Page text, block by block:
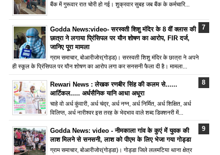
बैंक में गुरूवार रात चोरी हो गई। शुक्रवार सुबह जब बैंक के कर्मचारि...
Godda News:video- सरस्वती शिशु मंदिर के 8 वीं क्लास की
छात्रा ने लगाया प्रिंसिपल पर यौन शोषण का आरोप, FIR दर्ज,
जानिए पूरा मामला
ग्राम समाचार, बोआरीजोर(गोड्ड)। सरस्वती शिशु मंदिर के छात्रा ने अपने
ही स्कूल के प्रिंसिपल पर यौन शोषण का आरोप लगा कर सनसनी फैला दी है। मामला...
Rewari News : लेखक रणबीर सिंह की कलम से......
आर्टिकल..... अर्धसैनिक यानि आधा अधूरा
चाहे वो अर्ध कुंवारी, अर्ध चंद्र, अर्ध नग्न, अर्ध निर्मित, अर्ध शिक्षित, अर्ध
विलिप्त, अर्ध नारीश्वर इस तरह के भेदभाव वाले शब्द डिक्शनरी में...
Godda News: video - नीमकाला गांव के कुएं में युवक की
लाश मिलने से सनसनी, लाश को पीएम के लिए भेजा गया गोड्डा
ग्राम समाचार, बोआरीजोर(गोड्डा)। गोड्डा जिले ललमटिया थाना क्षेत्र